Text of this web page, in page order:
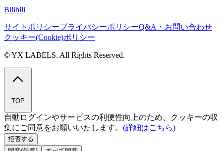
Bilibili
サイトポリシープライバシーポリシーQ&A・お問い合わせ
クッキー(Cookie)ポリシー
© YX LABELS. All Rights Reserved.
TOP
自動ログインやサービスの利便性向上のため、クッキーの収
集にご同意をお願いいたします。 (詳細はこちら)
拒否する